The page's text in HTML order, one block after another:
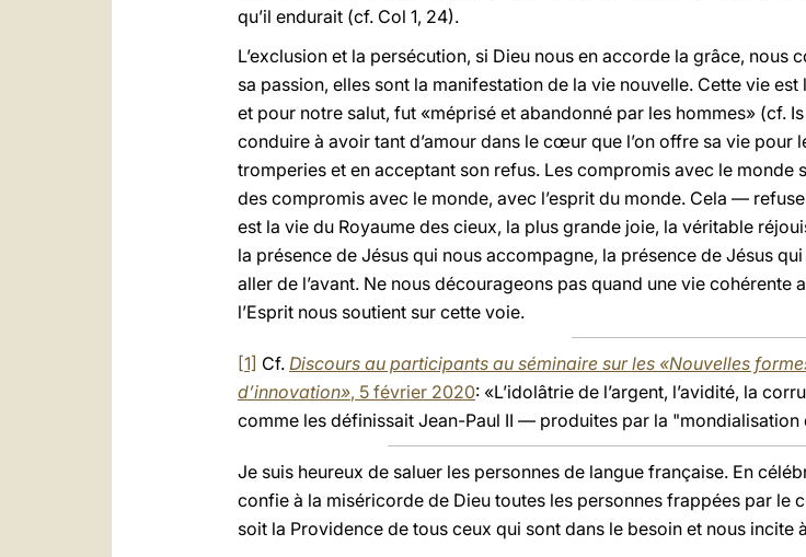
qu’il endurait (cf. Col 1, 24).
L’exclusion et la persécution, si Dieu nous en accorde la grâce,
sa passion, elles sont la manifestation de la vie nouvelle. Cette vie
et pour notre salut, fut «méprisé et abandonné par les hommes» (cf.
conduire à avoir tant d’amour dans le cœur que l’on offre sa vie
tromperies et en acceptant son refus. Les compromis avec le monde
des compromis avec le monde, avec l’esprit du monde. Cela —
est la vie du Royaume des cieux, la plus grande joie, la véritable
la présence de Jésus qui nous accompagne, la présence de Jésus
aller de l’avant. Ne nous décourageons pas quand une vie cohérente
l’Esprit nous soutient sur cette voie.
[1] Cf. Discours au participants au séminaire sur les «Nouvelles
d’innovation», 5 février 2020: «L’idolâtrie de l’argent, l’avidité, la
comme les définissait Jean-Paul II — produites par la "mondialisation
Je suis heureux de saluer les personnes de langue française. En
confie à la miséricorde de Dieu toutes les personnes frappées par le
soit la Providence de tous ceux qui sont dans le besoin et nous incite